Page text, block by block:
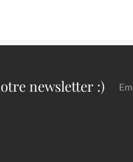
newsletter :)